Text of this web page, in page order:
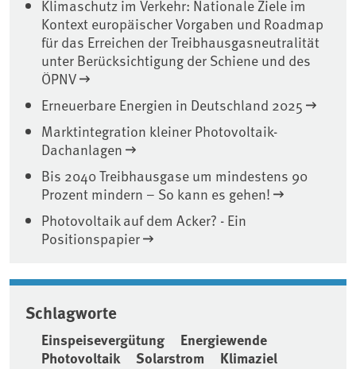
Klimaschutz im Verkehr: Nationale Ziele im
Kontext europäischer Vorgaben und Roadmap
für das Erreichen der Treibhausgasneutralität
unter Berücksichtigung der Schiene und des
ÖPNV
Erneuerbare Energien in Deutschland 2025
Marktintegration kleiner Photovoltaik-
Dachanlagen
Bis 2040 Treibhausgase um mindestens 90
Prozent mindern – So kann es gehen!
Photovoltaik auf dem Acker? - Ein
Positionspapier
Schlagworte
Einspeisevergütung
Energiewende
Photovoltaik
Solarstrom Klimaziel